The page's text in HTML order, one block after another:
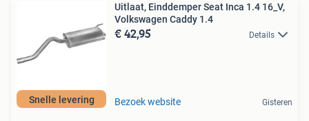
Snelle levering
Uitlaat, Einddemper Seat Inca 1.4 16_V,
Volkswagen Caddy 1.4
€ 42,95 Details
Bezoek website Gisteren